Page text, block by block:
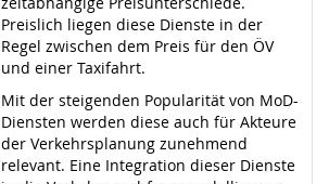
Preislich liegen diese Dienste in der
Regel zwischen dem Preis für den ÖV
und einer Taxifahrt.
Mit der steigenden Popularität von MoD-
Diensten werden diese auch für Akteure
der Verkehrsplanung zunehmend
relevant. Eine Integration dieser Dienste